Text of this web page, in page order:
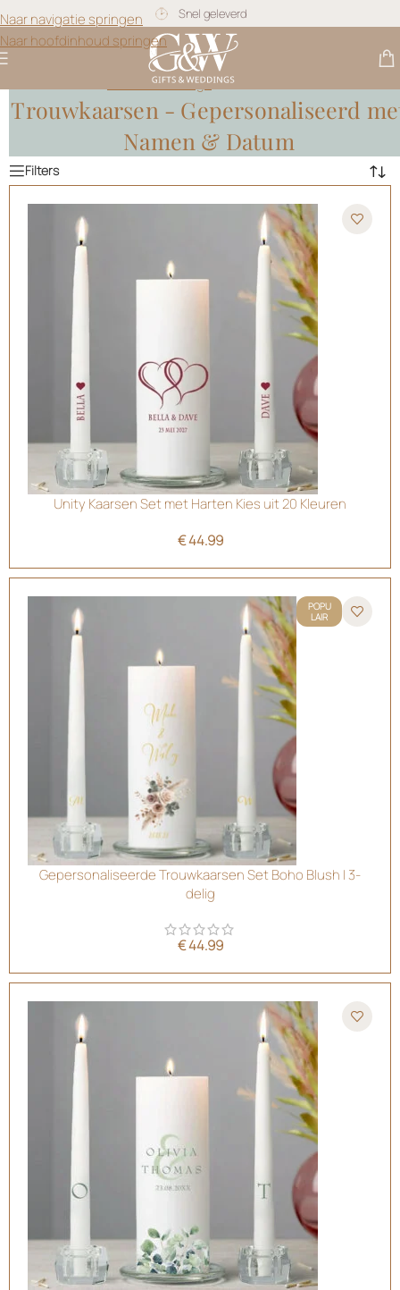
Naar navigatie springen
Naar hoofdinhoud springen
Snel geleverd
Gratis personalisatie
Gifts & Weddings>Trouwkaarsen
Trouwkaarsen - Gepersonaliseerd
Namen & Datum
Unity Kaarsen Set met Harten Kies uit 20 Kleuren
€44.99
POPU
LAIR
Gepersonaliseerde Trouwkaarsen Set Boho Blush | 3-
delig
€44.99